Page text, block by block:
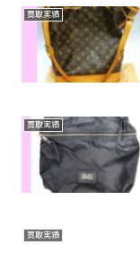
買取実績
買取実績
買取実績